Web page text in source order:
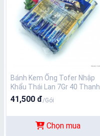
Bánh Kem Ống Tofer Nhập
Khẩu Thái Lan 7Gr 40 Thanh
Vị Sữa
41,500 đ/Gói
Chọn mua